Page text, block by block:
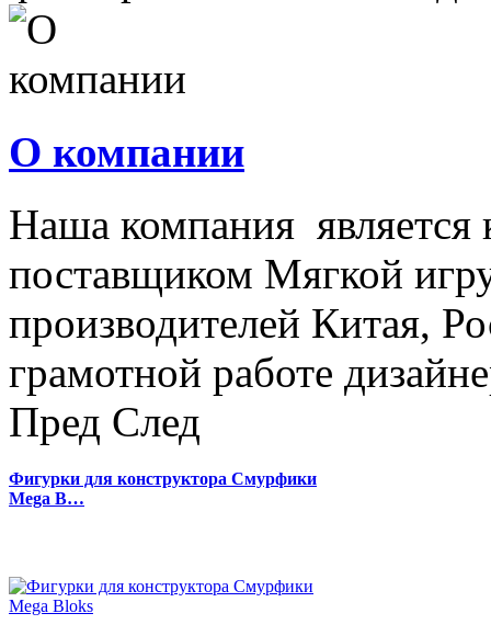
О компании
Наша компания
поставщиком Мягкой
производителей Китая,
грамотной работе
Пред След
Фигурки для конструктора Смурфики
Mega B…